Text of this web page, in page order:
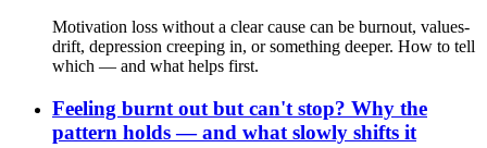
Motivation loss without a clear cause can be burnout, values-
drift, depression creeping in, or something deeper. How to tell
which — and what helps first.
Feeling burnt out but can't stop? Why the
pattern holds — and what slowly shifts it